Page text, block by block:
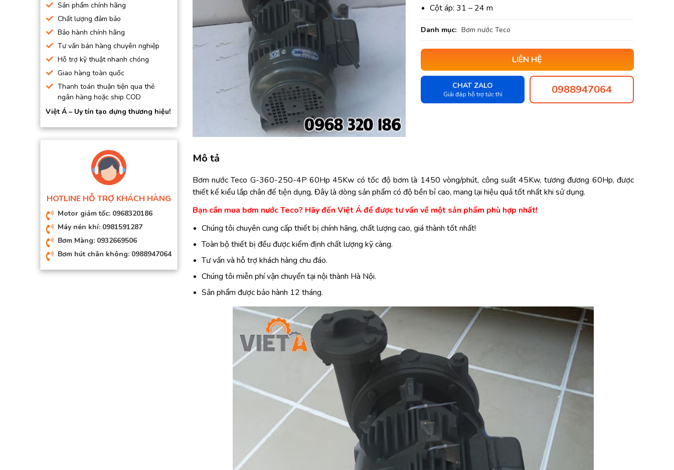
BƠM MÀNG KHÍ NÉN
BƠM HÚT CHÂN KHÔNG
BƠM ĐỊNH LƯỢNG
MOTOR, HỘP GIẢM TỐC
MÁY TẠO KHÍ NITO
Sản phẩm chính hãng
Chất lượng đảm bảo
Bảo hành chính hãng
Tư vấn bán hàng chuyên nghiệp
Hỗ trợ kỹ thuật nhanh chóng
Giao hàng toàn quốc
Thanh toán thuận tiện qua thẻ
ngân hàng hoặc ship COD
Việt Á – Uy tín tạo dựng thương hiệu!
HOTLINE HỖ TRỢ KHÁCH HÀNG
Motor giảm tốc: 0968320186
Máy nén khí: 0981591287
Bơm Màng: 0932669506
Bơm hút chân không: 0988947064
Cột áp: 31 – 24 m
Danh mục: Bơm nước Teco
LIÊN HỆ
CHAT ZALO
Giải đáp hỗ trợ tức thì 0988947064
Mô tả
Bơm nước Teco G-360-250-4P 60Hp 45Kw có tốc độ bơm là 1450 vòng/phút, công suất 45Kw, tương đương 60Hp, được
thiết kế kiểu lắp chân đế tiện dụng, Đây là dòng sản phẩm có độ bền bỉ cao, mang lại hiệu quả tốt nhất khi sử dụng.
Bạn cần mua bơm nước Teco? Hãy đến Việt Á để được tư vấn về một sản phẩm phù hợp nhất!
Chúng tôi chuyên cung cấp thiết bị chính hãng, chất lượng cao, giá thành tốt nhất!
Toàn bộ thiết bị đều được kiểm định chất lượng kỹ càng.
Tư vấn và hỗ trợ khách hàng chu đáo.
Chúng tôi miễn phí vận chuyển tại nội thành Hà Nội.
Sản phẩm được bảo hành 12 tháng.